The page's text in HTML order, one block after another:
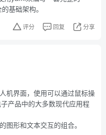
基础架构。
评分 回复 分享
机界面，使用可以通过鼠标操
产品中的大多数现代应用程
图形和文本交互的组合。